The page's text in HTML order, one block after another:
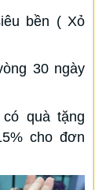
bền ( Xỏ
30 ngày
quà tặng
cho đơn